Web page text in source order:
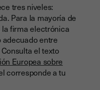
tres niveles:
Para la mayoría de
la firma electrónica
entre
el texto
Europea sobre
corresponde a tu